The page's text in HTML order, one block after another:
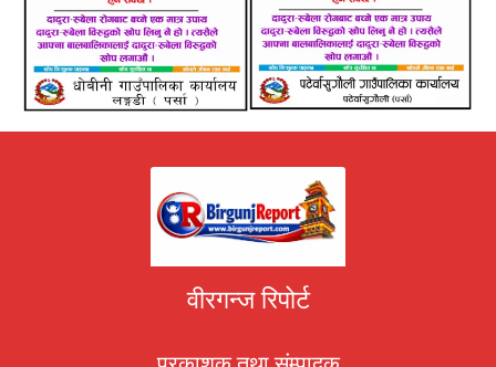
वीरगन्ज रिपोर्ट